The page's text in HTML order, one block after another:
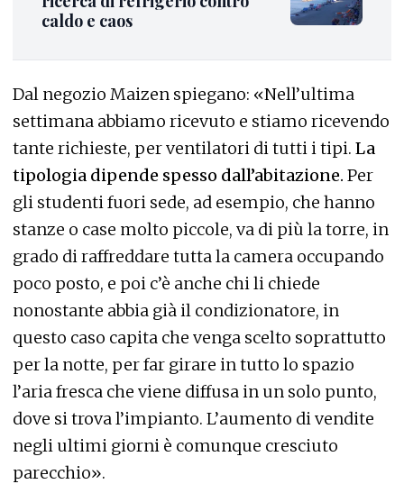
caldo e caos
Dal negozio Maizen spiegano: «Nell’ultima
settimana abbiamo ricevuto e stiamo ricevendo
tante richieste, per ventilatori di tutti i tipi. La
tipologia dipende spesso dall’abitazione. Per
gli studenti fuori sede, ad esempio, che hanno
stanze o case molto piccole, va di più la torre, in
grado di raffreddare tutta la camera occupando
poco posto, e poi c’è anche chi li chiede
nonostante abbia già il condizionatore, in
questo caso capita che venga scelto soprattutto
per la notte, per far girare in tutto lo spazio
l’aria fresca che viene diffusa in un solo punto,
dove si trova l’impianto. L’aumento di vendite
negli ultimi giorni è comunque cresciuto
parecchio».